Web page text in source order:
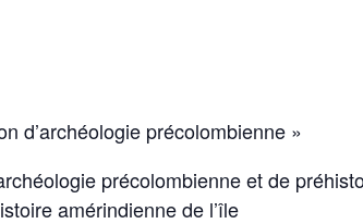
d’archéologie précolombienne »
précolombienne et de
amérindienne de l’île